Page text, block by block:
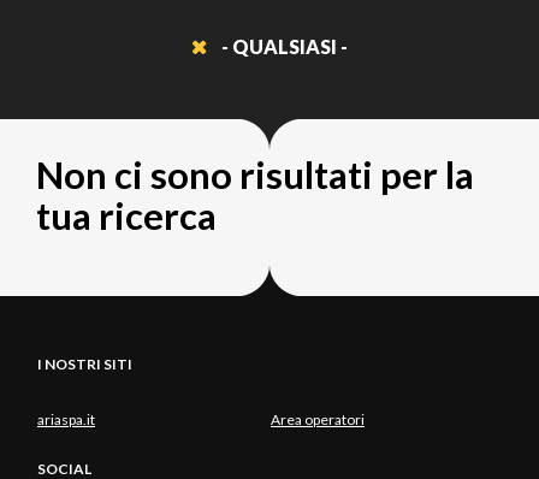
- QUALSIASI -
Non ci sono risultati per la
tua ricerca
I NOSTRI SITI
ariaspa.it Area operatori
SOCIAL